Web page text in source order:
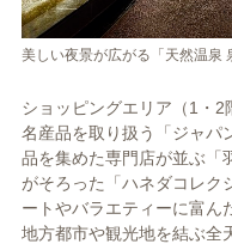
美しい夜景が広がる「天然温泉
ショッピングエリア（1・2
名産品を取り扱う「ジャパ
品を集めた専門店が並ぶ「
がそろった「ハネダコレク
ートやバラエティーに富ん
地方都市や観光地を結ぶ全